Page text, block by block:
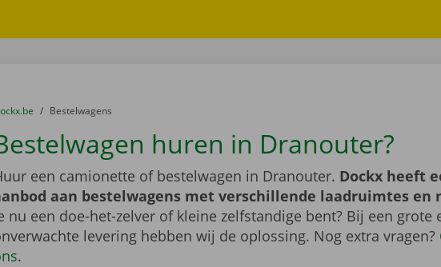
bevindt zich hier:
naar
Bestelwagens
huren in Dranouter?
een camionette of bestelwagen in Dranouter. Dockx heeft
aan bestelwagens met verschillende laadruimtes en
nu een doe-het-zelver of kleine zelfstandige bent? Bij een grote
levering hebben wij de oplossing. Nog extra vragen?
.